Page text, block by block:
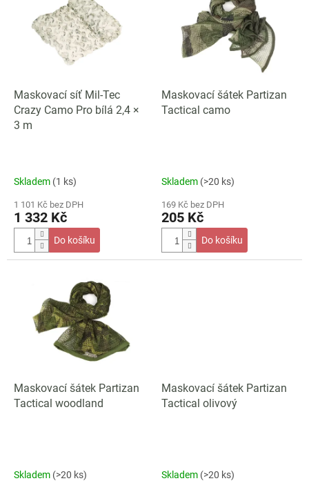
Maskovací síť Mil-Tec
Crazy Camo Pro bílá 2,4 ×
3 m
Skladem (1 ks)
1 101 Kč bez DPH
1 332 Kč
Do košíku
Maskovací šátek Partizan
Tactical camo
Skladem (>20 ks)
169 Kč bez DPH
205 Kč
Do košíku
Maskovací šátek Partizan
Tactical woodland
Skladem (>20 ks)
Maskovací šátek Partizan
Tactical olivový
Skladem (>20 ks)